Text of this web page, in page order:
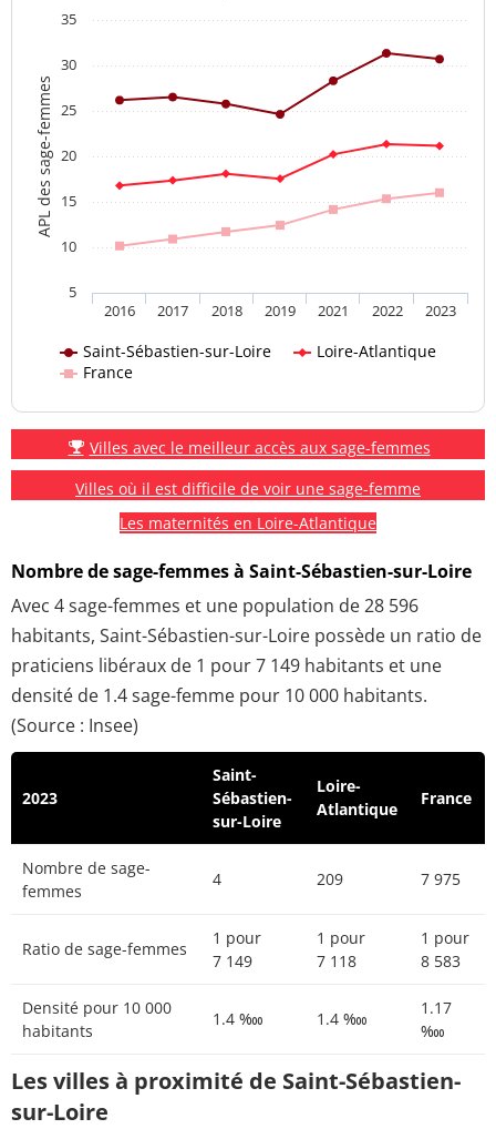
APL des sage-femmes
Saint-Sébastien-sur-Loire
Loire-Atlantique
France
2016 2017 2018 2019 2021 2022 2023
5
10
15
20
25
30
35
Villes avec le meilleur accès aux sage-femmes
Villes où il est difficile de voir une sage-femme
Les maternités en Loire-Atlantique
Nombre de sage-femmes à Saint-Sébastien-sur-Loire
Avec 4 sage-femmes et une population de 28 596
habitants, Saint-Sébastien-sur-Loire possède un ratio de
praticiens libéraux de 1 pour 7 149 habitants et une
densité de 1.4 sage-femme pour 10 000 habitants.
(Source : Insee)
2023
Saint-
Sébastien-
sur-Loire
Loire-
Atlantique
France
Nombre de sage-
femmes
4 209 7 975
Ratio de sage-femmes
1 pour
7 149
1 pour
7 118
1 pour
8 583
Densité pour 10 000
habitants
1.4 ‱ 1.4 ‱
1.17
‱
Les villes à proximité de Saint-Sébastien-
sur-Loire